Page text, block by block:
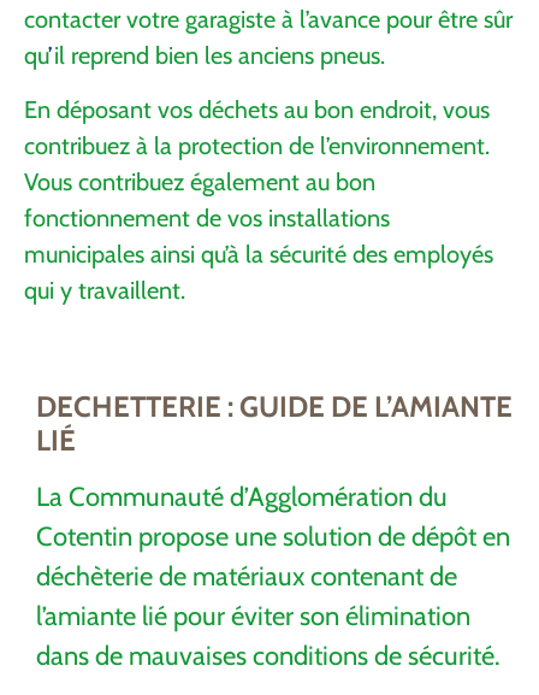
contacter votre garagiste à l’avance pour être sûr
qu’il reprend bien les anciens pneus.
En déposant vos déchets au bon endroit, vous
contribuez à la protection de l’environnement.
Vous contribuez également au bon
fonctionnement de vos installations
municipales ainsi qu’à la sécurité des employés
qui y travaillent.
DECHETTERIE : GUIDE DE L’AMIANTE
LIÉ
La Communauté d’Agglomération du
Cotentin propose une solution de dépôt en
déchèterie de matériaux contenant de
l’amiante lié pour éviter son élimination
dans de mauvaises conditions de sécurité.